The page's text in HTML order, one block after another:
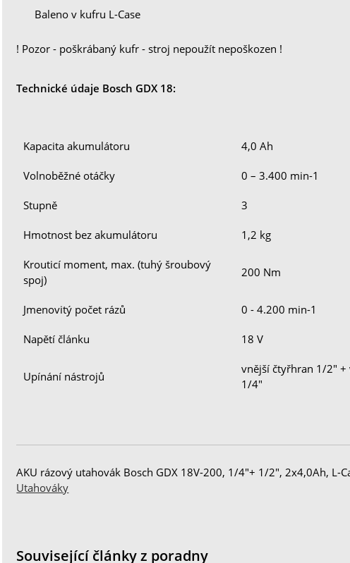
Baleno v kufru L-Case
! Pozor - poškrábaný kufr - stroj nepoužít nepoškozen !
Technické údaje Bosch GDX 18:
Kapacita akumulátoru 4,0 Ah
Volnoběžné otáčky 0 – 3.400 min-1
Stupně 3
Hmotnost bez akumulátoru 1,2 kg
Krouticí moment, max. (tuhý šroubový
spoj)
200 Nm
Jmenovitý počet rázů 0 - 4.200 min-1
Napětí článku 18 V
Upínání nástrojů
vnější čtyřhran 1/2"
1/4"
AKU rázový utahovák Bosch GDX 18V-200, 1/4"+ 1/2", 2x4,0Ah, L-
Utahováky
Související články z poradny